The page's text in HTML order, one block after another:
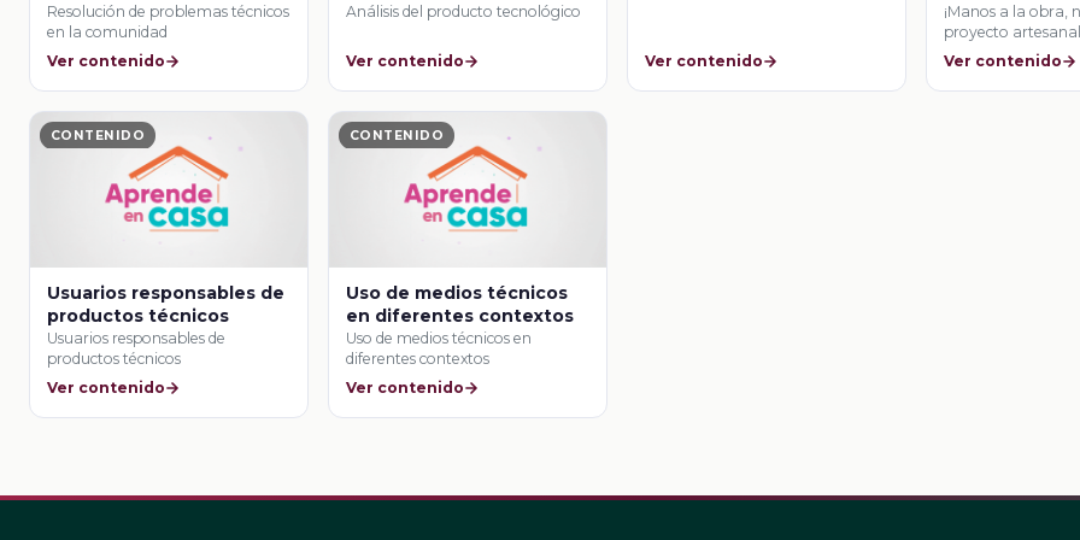
Resolución de problemas técnicos
en la comunidad
Ver contenido
Análisis del producto tecnológico
Ver contenido Ver contenido
¡Manos a la obra,
proyecto
Ver contenido
CONTENIDO
Usuarios responsables de
productos técnicos
Usuarios responsables de
productos técnicos
Ver contenido
CONTENIDO
Uso de medios técnicos
en diferentes contextos
Uso de medios técnicos en
diferentes contextos
Ver contenido